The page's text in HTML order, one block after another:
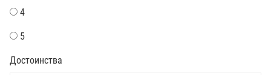
4
5
Достоинства